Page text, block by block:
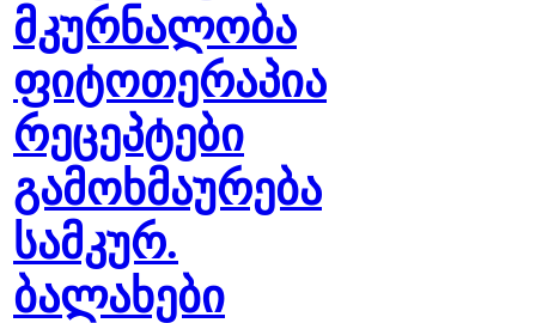
მკურნალობა
ფიტოთერაპია
რეცეპტები
გამოხმაურება
სამკურ.
ბალახები